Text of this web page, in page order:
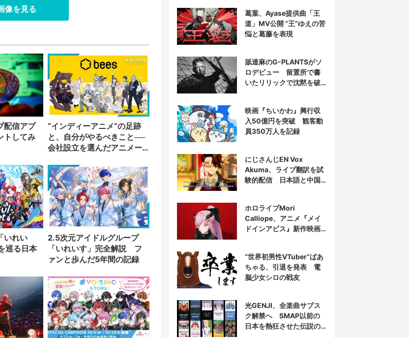
像を見る
配信アプ
トしてみ
“インディーアニメ“の足跡
と、自分がやるべきこと──
会社設立を選んだアニメー
いれい
巡る日本
2.5次元アイドルグループ
「いれいす」完全解説 フ
ァンと歩んだ5年間の記録
葛葉、Ayase提供曲「王
道」MV公開 “王”ゆえの苦
悩と葛藤を表現
舐達麻のG-PLANTSがソ
ロデビュー 留置所で書
いたリリックで沈黙を破
映画『ちいかわ』興行収
入50億円を突破 観客動
員350万人を記録
にじさんじEN Vox
Akuma、ライブ翻訳を試
験的配信 日本語と中国
ホロライブMori
Calliope、アニメ『メイ
ドインアビス』新作映画
“世界初男性VTuber”ばあ
ちゃる、引退を発表 電
脳少女シロの戦友
光GENJI、全楽曲サブス
ク解禁へ SMAP以前の
日本を熱狂させた伝説の